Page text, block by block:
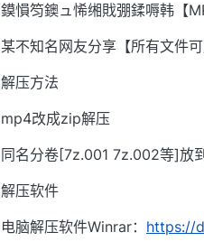
鏌愪笉鐭ュ悕缃戝弸鍒嗕韩【
某不知名网友分享【所有文件可
解压方法
mp4改成zip解压
同名分卷[7z.001 7z.002等]放
解压软件
电脑解压软件Winrar： https://